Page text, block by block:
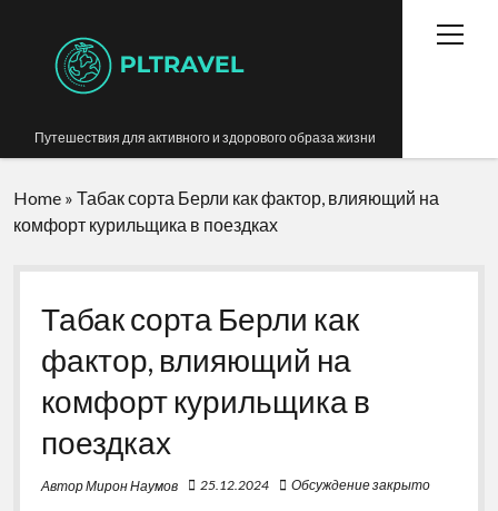
Путешествия для активного и здорового образа жизни
Вред курения в путешествиях
ЗОЖ в путешествиях
Путешествия с комфортом для курильщиков
Home »Табак сорта Берли как фактор, влияющий на
комфорт курильщика в поездках
Табак сорта Берли как
фактор, влияющий на
комфорт курильщика в
поездках
Автор Мирон Наумов 25.12.2024 Обсуждение закрыто